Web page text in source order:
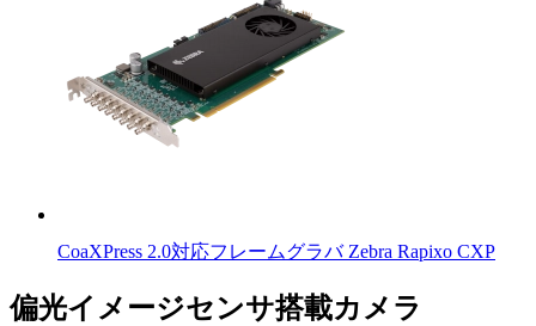
CoaXPress 2.0対応フレームグラバ Zebra Rapixo CXP
偏光イメージセンサ搭載カメラ